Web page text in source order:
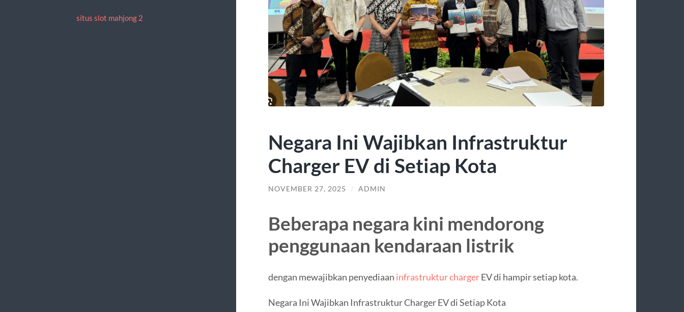
situs slot mahjong 2
Negara Ini Wajibkan Infrastruktur
Charger EV di Setiap Kota
NOVEMBER 27, 2025 / ADMIN
Beberapa negara kini mendorong
penggunaan kendaraan listrik
dengan mewajibkan penyediaan infrastruktur chargerEV di hampir setiap kota.
Negara Ini Wajibkan Infrastruktur Charger EV di Setiap Kota